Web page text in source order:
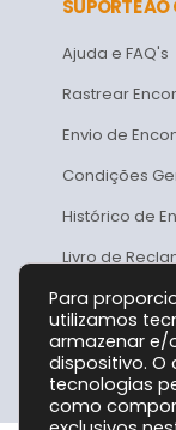
SUPORTE AO
Ajuda e FAQ's
Rastrear
Envio de
Condições
Histórico de
Livro de
Para
utilizamos
armazenar e/
dispositivo.
tecnologias
como